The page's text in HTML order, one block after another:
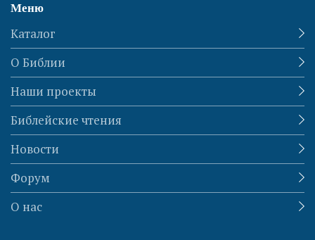
Меню
Каталог
О Библии
Наши проекты
Библейские чтения
Новости
Форум
О нас